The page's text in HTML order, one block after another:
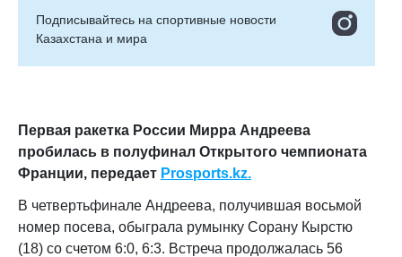
Подписывайтесь на cпортивные новости
Казахстана и мира
Первая ракетка России Мирра Андреева
пробилась в полуфинал Открытого чемпионата
Франции, передает Prosports.kz.
В четвертьфинале Андреева, получившая восьмой
номер посева, обыграла румынку Сорану Кырстю
(18) со счетом 6:0, 6:3. Встреча продолжалась 56